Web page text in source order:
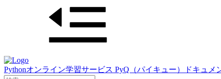
Pythonオンライン学習サービス PyQ（パイキュー）ドキュメ